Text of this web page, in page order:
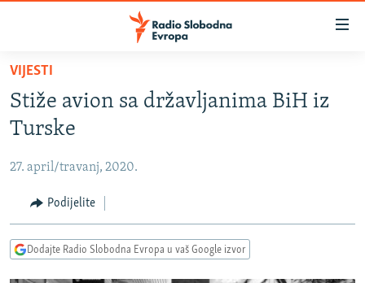
Pređite
glavni
sadržaj
na
navigaciju
Pređite
na
BOSNA I HERCEGOVINA
KOSOVO
CRNA GORA
VIDEO
PODCASTI
VIJESTI
Stiže avion sa državljanima BiH iz
Turske
27. april/travanj, 2020.
Podijelite
Dodajte Radio Slobodna Evropa u vaš Google izvor